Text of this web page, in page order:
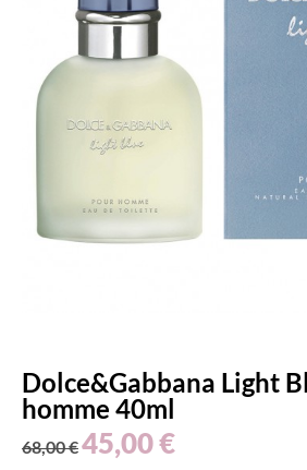
Dolce&Gabbana Light
homme 40ml
68,00€45,00€